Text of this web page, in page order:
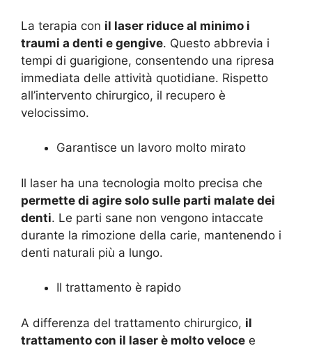
La terapia con il laser riduce al minimo i
traumi a denti e gengive. Questo abbrevia i
tempi di guarigione, consentendo una ripresa
immediata delle attività quotidiane. Rispetto
all’intervento chirurgico, il recupero è
velocissimo.
Garantisce un lavoro molto mirato
Il laser ha una tecnologia molto precisa che
permette di agire solo sulle parti malate dei
denti. Le parti sane non vengono intaccate
durante la rimozione della carie, mantenendo i
denti naturali più a lungo.
Il trattamento è rapido
A differenza del trattamento chirurgico, il
trattamento con il laser è molto veloce e